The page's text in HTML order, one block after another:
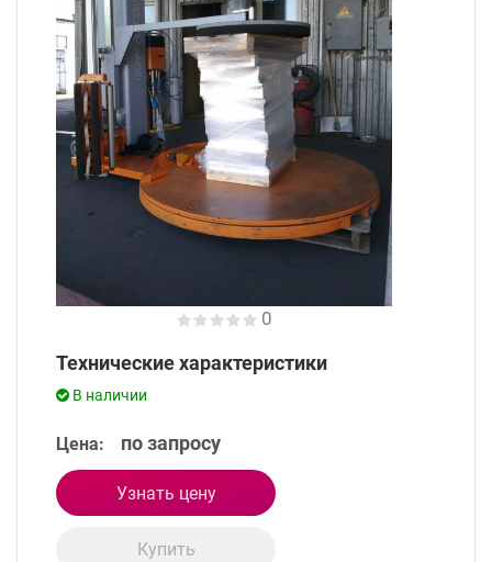
0
Технические характеристики
В наличии
Цена: по запросу
Узнать цену
Купить